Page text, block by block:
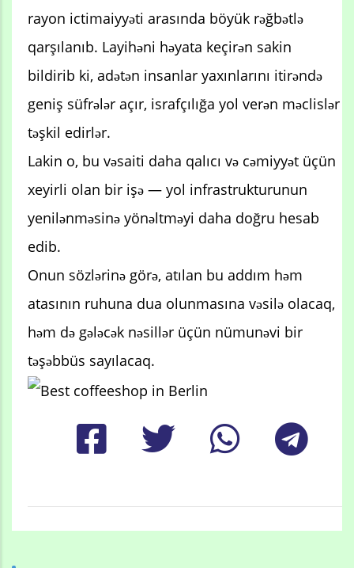
rayon ictimaiyyəti arasında böyük rəğbətlə
qarşılanıb. Layihəni həyata keçirən sakin
bildirib ki, adətən insanlar yaxınlarını itirəndə
geniş süfrələr açır, israfçılığa yol verən məclislər
təşkil edirlər.
Lakin o, bu vəsaiti daha qalıcı və cəmiyyət üçün
xeyirli olan bir işə — yol infrastrukturunun
yenilənməsinə yönəltməyi daha doğru hesab
edib.
Onun sözlərinə görə, atılan bu addım həm
atasının ruhuna dua olunmasına vəsilə olacaq,
həm də gələcək nəsillər üçün nümunəvi bir
təşəbbüs sayılacaq.